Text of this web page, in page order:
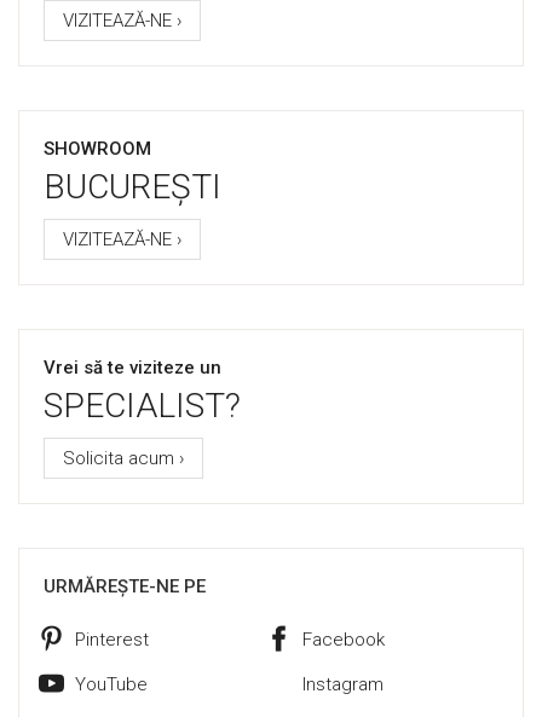
VIZITEAZĂ-NE ›
SHOWROOM
BUCUREȘTI
VIZITEAZĂ-NE ›
Vrei să te viziteze un
SPECIALIST?
Solicita acum ›
URMĂREȘTE-NE PE
Pinterest Facebook
YouTube Instagram